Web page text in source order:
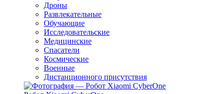
Дроны
Развлекательные
Обучающие
Исследовательские
Медицинские
Спасатели
Космические
Военные
Дистанционного присутствия